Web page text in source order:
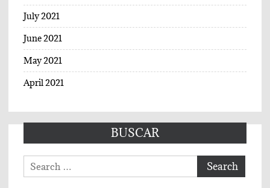
July 2021
June 2021
May 2021
April 2021
BUSCAR
Search
for: